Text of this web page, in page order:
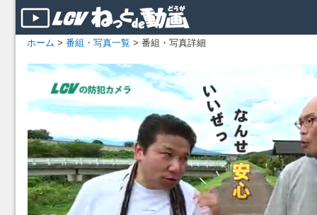
ホーム > 番組・写真一覧 > 番組・写真詳細